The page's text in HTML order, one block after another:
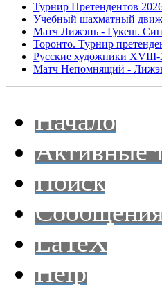
Турнир Претендентов
Учебный шахматный
Матч Лижэнь - Гукеш.
Торонто. Турнир
Русские художники
Матч Непомнящий -
Начало
Активные
Поиск
LaTeX
Help